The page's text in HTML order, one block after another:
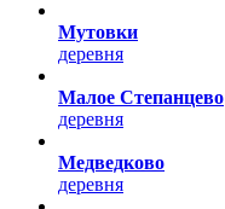
Мутовки
деревня
Малое Степанцево
деревня
Медведково
деревня